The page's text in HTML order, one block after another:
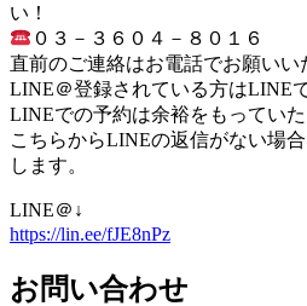
い！
０３－３６０４－８０１６
直前のご連絡はお電話でお願いい
LINE＠登録されている方はLINE
LINEでの予約は余裕をもっていた
こちらからLINEの返信がない場
します。
LINE＠↓
https://lin.ee/fJE8nPz
お問い合わせ